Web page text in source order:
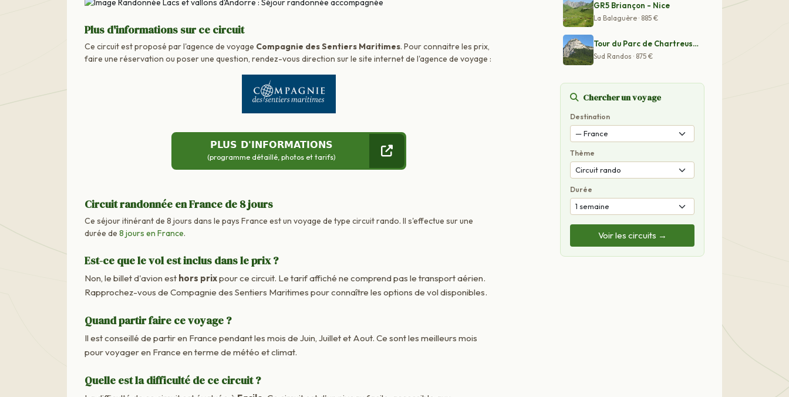
Plus d'informations sur ce circuit
Ce circuit est proposé par l'agence de voyage Compagnie des Sentiers Maritimes. Pour connaitre les prix,
faire une réservation ou poser une question, rendez-vous direction sur le site internet de l'agence de voyage :
PLUS D'INFORMATIONS
(programme détaillé, photos et tarifs)
Circuit randonnée en France de 8 jours
Ce séjour itinérant de 8 jours dans le pays France est un voyage de type circuit rando. Il s'effectue sur une
durée de 8 jours en France.
Est-ce que le vol est inclus dans le prix ?
Non, le billet d'avion est hors prixpour ce circuit. Le tarif affiché ne comprend pas le transport aérien.
Rapprochez-vous de Compagnie des Sentiers Maritimes pour connaître les options de vol disponibles.
Quand partir faire ce voyage ?
Il est conseillé de partir en France pendant les mois de Juin, Juillet et Aout. Ce sont les meilleurs mois
pour voyager en France en terme de météo et climat.
Quelle est la difficulté de ce circuit ?
GR5 Briançon - Nice
La Balaguère · 885 €
Tour du Parc de Chartreuse accompagné en gîte
Sud Randos · 875 €
Chercher un voyage
Destination
Thème
Durée
Voir les circuits →